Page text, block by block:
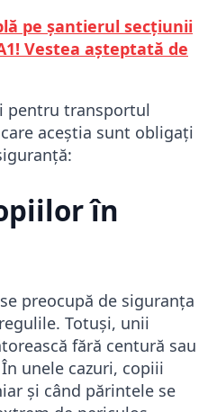
pe șantierul secțiunii
Vestea așteptată de
pentru transportul
aceștia sunt obligați
în
preocupă de siguranța
Totuși, unii
fără centură sau
unele cazuri, copiii
și când părintele se